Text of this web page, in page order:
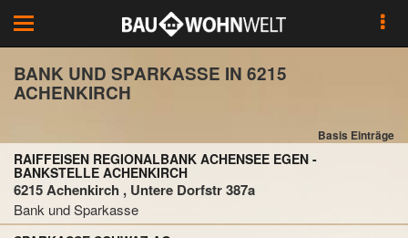
Toggle
navigation
BANK UND SPARKASSE IN 6215
ACHENKIRCH
Basis Einträge
RAIFFEISEN REGIONALBANK ACHENSEE EGEN -
BANKSTELLE ACHENKIRCH
6215 Achenkirch , Untere Dorfstr 387a
Bank und Sparkasse